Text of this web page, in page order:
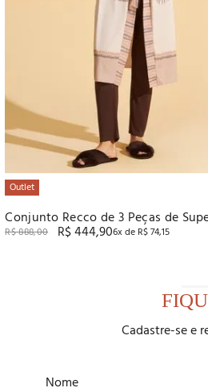
Outlet
Conjunto Recco de 3 Peças de
e Microfibra
R$888,00 R$444,906x de R$74,15
Cadastre-se e